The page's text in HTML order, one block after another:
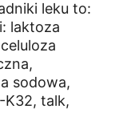
leku to:
laktoza
sodowa,
K32, talk,